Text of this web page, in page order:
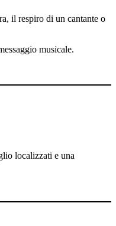
il respiro di un cantante o
musicale.
localizzati e una